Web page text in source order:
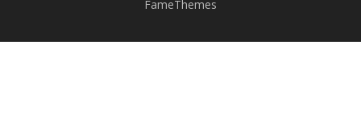
FameThemes